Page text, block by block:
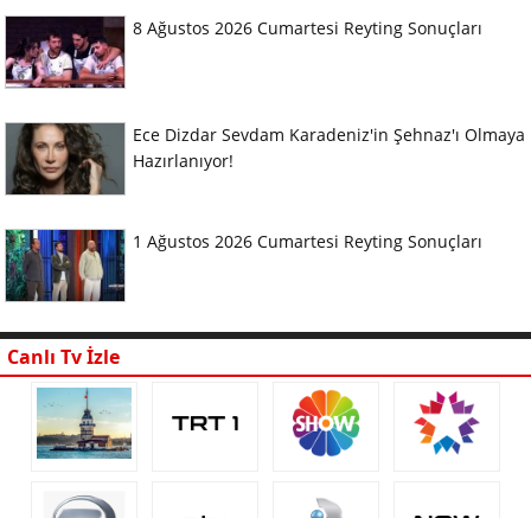
8 Ağustos 2026 Cumartesi Reyting Sonuçları
Ece Dizdar Sevdam Karadeniz'in Şehnaz'ı Olmaya
Hazırlanıyor!
1 Ağustos 2026 Cumartesi Reyting Sonuçları
Canlı Tv İzle